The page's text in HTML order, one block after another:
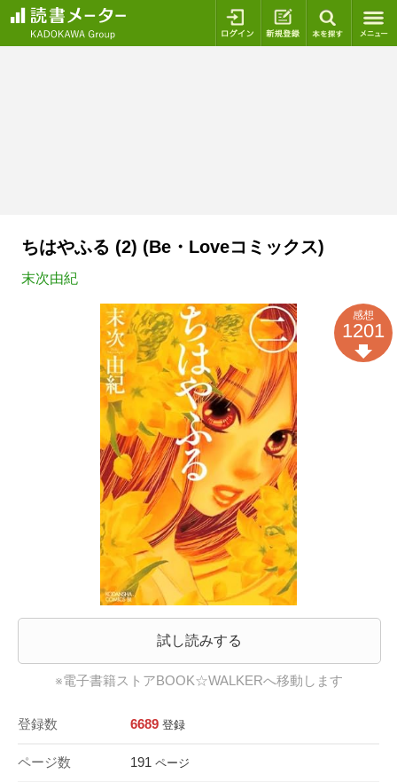
ログイン 新規登録
ちはやふる (2) (Be・Loveコミックス)
末次由紀
試し読みする
※電子書籍ストアBOOK☆WALKERへ移動します
登録数 6689 登録
ページ数 191 ページ
感想
1201